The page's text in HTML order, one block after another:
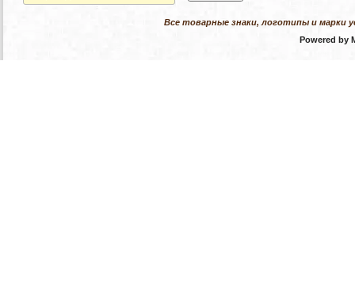
Все товарные знаки, логотипы и марки
Powered by